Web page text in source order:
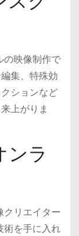
の映像制作で
集、特殊効
ションなど
上がりま
ンラ
クリエイター
術を手に入れ